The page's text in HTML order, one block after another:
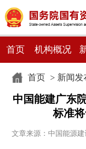
首页 机构概况
首页> 新闻发
中国能建广东
标准
文章来源：中国能源